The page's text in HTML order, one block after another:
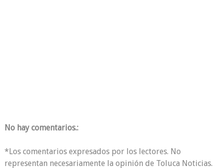
No hay comentarios.:
*Los comentarios expresados por los lectores. No
representan necesariamente la opinión de Toluca Noticias.